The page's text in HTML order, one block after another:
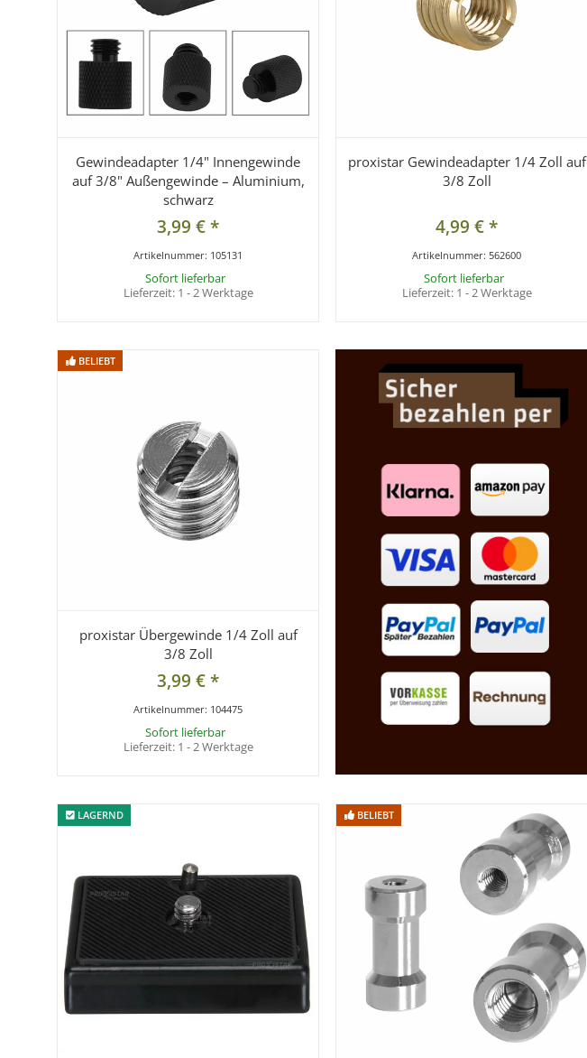
Gewindeadapter 1/4" Innengewinde
auf 3/8" Außengewinde – Aluminium,
schwarz
3,99 €*
Artikelnummer: 105131
Sofort lieferbar
Lieferzeit: 1 - 2 Werktage
proxistar Gewindeadapter 1/4 Zoll auf
3/8 Zoll
4,99 €*
Artikelnummer: 562600
Sofort lieferbar
Lieferzeit: 1 - 2 Werktage
BELIEBT
BELIEBT
proxistar Übergewinde 1/4 Zoll auf
3/8 Zoll
3,99 €*
Artikelnummer: 104475
Sofort lieferbar
Lieferzeit: 1 - 2 Werktage
LAGERND
LAGERND BELIEBT
BELIEBT